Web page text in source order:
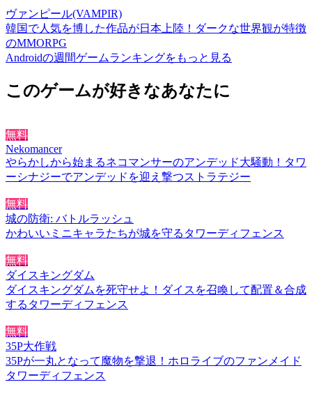
ヴァンピール(VAMPIR)
韓国で人気を博した作品が日本上陸！ダークな世界観が特徴
のMMORPG
Androidの週間ゲームランキングをもっと見る
このゲームが好きなあなたに
無料
Nekomancer
やらかしから始まるネコマンサーのアンデッド大騒動！タワ
ーシナジーでアンデッドを迎え撃つストラテジー
無料
城の防衛: バトルラッシュ
かわいいミニキャラたちが城を守るタワーディフェンス
無料
ダイスキングダム
ダイスキングダムを死守せよ！ダイスを召喚して配置＆合成
するタワーディフェンス
無料
35P大作戦
35Pが一丸となって魔物を撃退！ホロライブのファンメイド
タワーディフェンス